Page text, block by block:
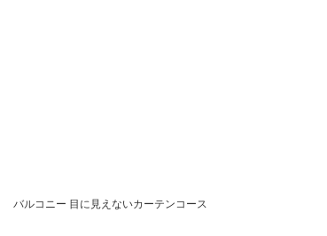
バルコニー 目に見えないカーテンコース